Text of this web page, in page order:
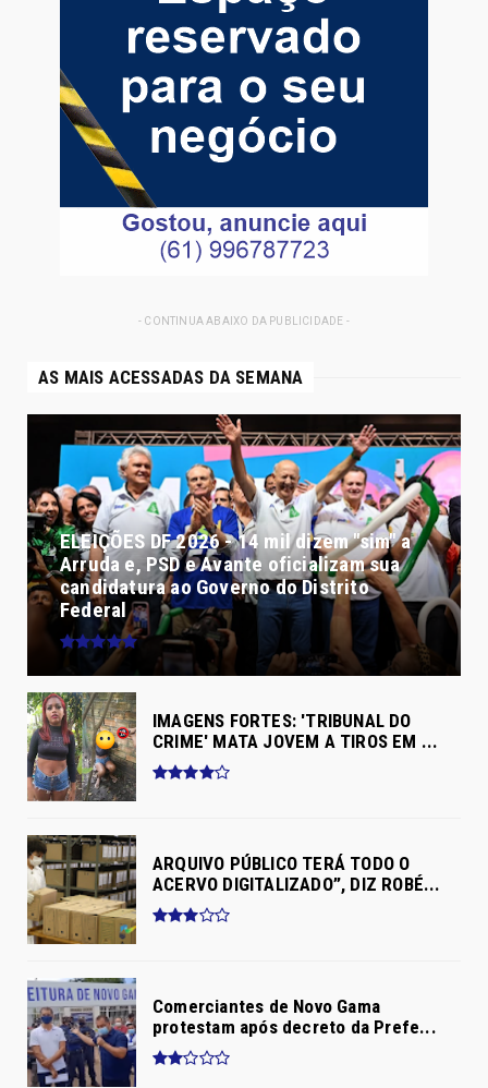
- CONTINUA ABAIXO DA PUBLICIDADE -
AS MAIS ACESSADAS DA SEMANA
ELEIÇÕES DF 2026 - 14 mil dizem "sim" a
Arruda e, PSD e Avante oficializam sua
candidatura ao Governo do Distrito
Federal
IMAGENS FORTES: 'TRIBUNAL DO
CRIME' MATA JOVEM A TIROS EM ...
ARQUIVO PÚBLICO TERÁ TODO O
ACERVO DIGITALIZADO”, DIZ ROBÉ...
Comerciantes de Novo Gama
protestam após decreto da Prefe...